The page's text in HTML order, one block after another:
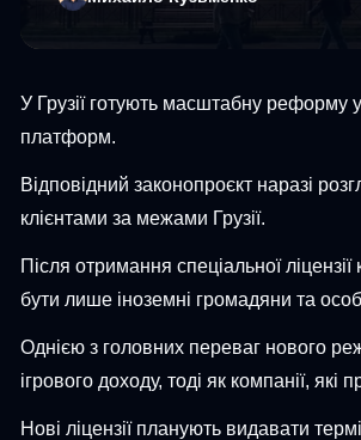
У Грузії готують масштабну реформу
платформ.
Відповідний законопроєкт наразі
клієнтами за межами Грузії.
Після отримання спеціальної
бути лише іноземні громадяни та
Однією з головних переваг нового
ігрового доходу, тоді як компанії,
Нові ліцензії планують видавати